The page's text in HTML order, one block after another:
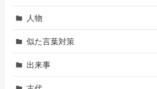
人物
似た言葉対策
出来事